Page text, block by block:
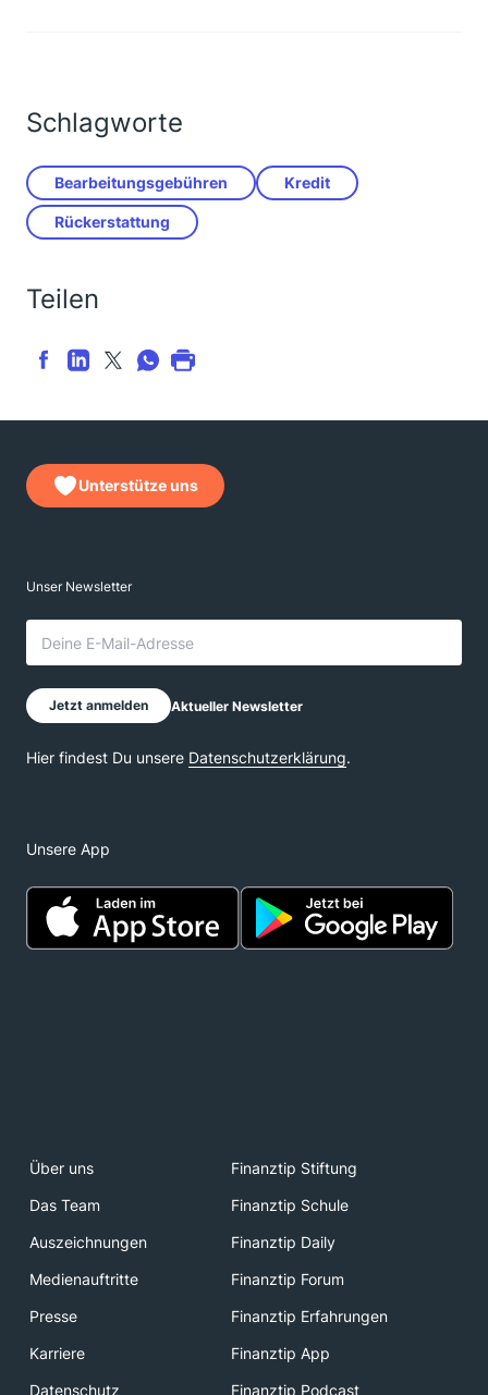
Schlagworte
Bearbeitungsgebühren Kredit
Rückerstattung
Teilen
Unterstütze uns
Unsere App
Über uns
Finanztip Stiftung
Das Team
Finanztip Schule
Auszeichnungen
Finanztip Daily
Medienauftritte
Finanztip Forum
Presse
Finanztip Erfahrungen
Karriere
Finanztip App
Datenschutz
Finanztip Podcast